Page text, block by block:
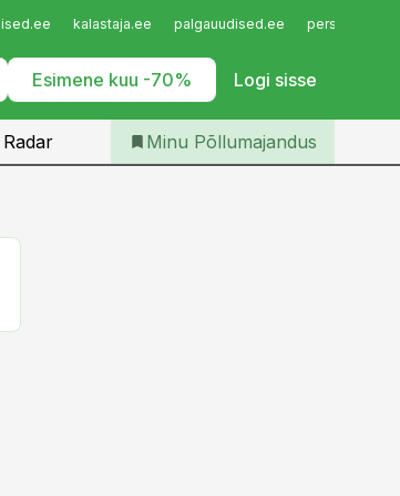
kalastaja.ee palgauudised.ee
Esimene kuu -70% Logi sisse
Iseteenindus
Telli Põllumajandus
Radar Minu Põllumajandus